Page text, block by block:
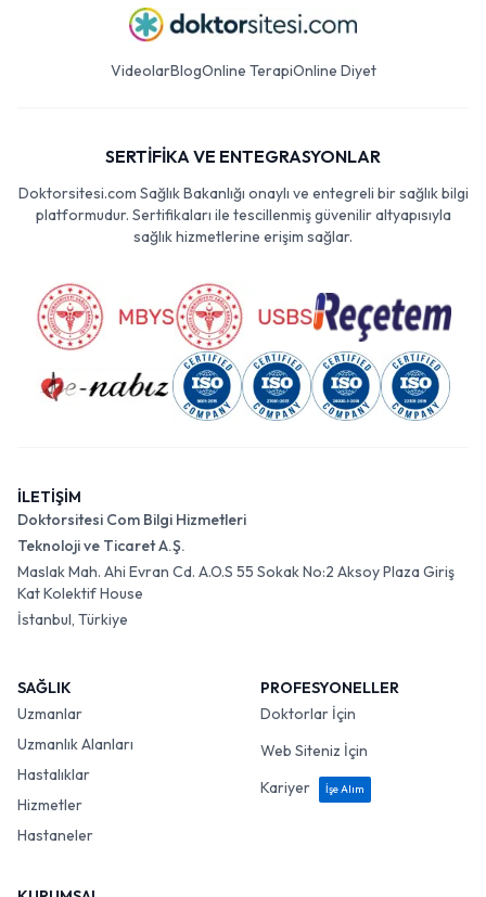
VideolarBlogOnline TerapiOnline Diyet
SERTİFİKA VE ENTEGRASYONLAR
Doktorsitesi.com Sağlık Bakanlığı onaylı ve entegreli bir sağlık bilgi
platformudur. Sertifikaları ile tescillenmiş güvenilir altyapısıyla
sağlık hizmetlerine erişim sağlar.
İLETİŞİM
Doktorsitesi Com Bilgi Hizmetleri
Teknoloji ve Ticaret A.Ş.
Maslak Mah. Ahi Evran Cd. A.O.S 55 Sokak No:2 Aksoy Plaza Giriş
Kat Kolektif House
İstanbul, Türkiye
SAĞLIK
Uzmanlar
Uzmanlık Alanları
Hastalıklar
Hizmetler
Hastaneler
PROFESYONELLER
Doktorlar İçin
Web Siteniz İçin
Kariyer
İşe Alım